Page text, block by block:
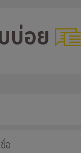
บ่อย
อ